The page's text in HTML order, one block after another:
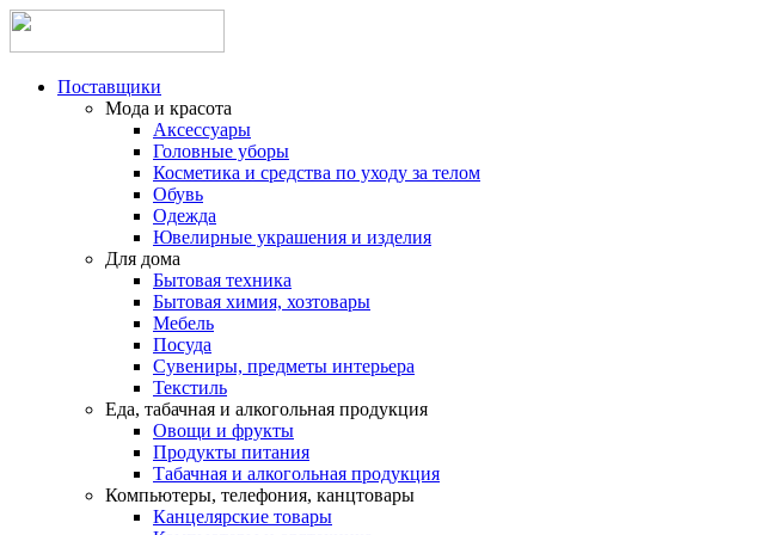
Поставщики
Мода и красота
Аксессуары
Головные уборы
Косметика и средства по уходу за телом
Обувь
Одежда
Ювелирные украшения и изделия
Для дома
Бытовая техника
Бытовая химия, хозтовары
Мебель
Посуда
Сувениры, предметы интерьера
Текстиль
Еда, табачная и алкогольная продукция
Овощи и фрукты
Продукты питания
Табачная и алкогольная продукция
Компьютеры, телефония, канцтовары
Канцелярские товары